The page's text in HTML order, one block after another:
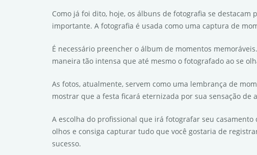
Como já foi dito, hoje, os álbuns de fotografia se
importante. A fotografia é usada como uma captura de
É necessário preencher o álbum de momentos
maneira tão intensa que até mesmo o fotografado ao se
As fotos, atualmente, servem como uma lembrança de
mostrar que a festa ficará eternizada por sua sensação
A escolha do profissional que irá fotografar seu
olhos e consiga capturar tudo que você gostaria de
sucesso.